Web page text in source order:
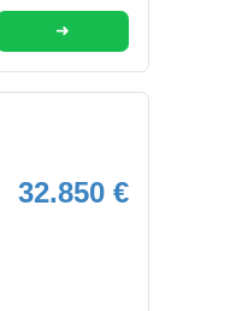
➜
32.850 €